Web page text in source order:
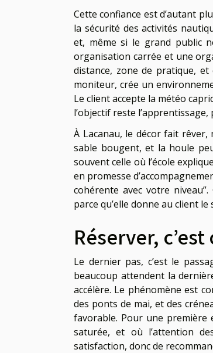
Cette confiance est d’autant
la sécurité des activités
et, même si le grand public
organisation carrée et une
distance, zone de pratique,
moniteur, crée un
Le client accepte la météo
l’objectif reste l’apprentissage,
À Lacanau, le décor fait rêver,
sable bougent, et la houle
souvent celle où l’école
en promesse
cohérente avec votre
parce qu’elle donne au client
Réserver,
Le dernier pas, c’est le
beaucoup attendent la
accélère. Le phénomène est
des ponts de mai, et des
favorable. Pour une première
saturée, et où l’attention
satisfaction, donc de